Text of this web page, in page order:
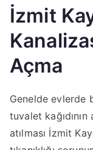
İzmit
Açma
Genelde evlerde
tuvalet kağıdının
atılması İzmit